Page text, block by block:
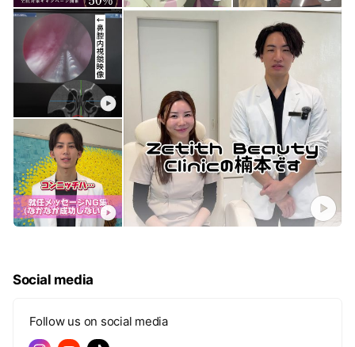
Social media
Follow us on social media